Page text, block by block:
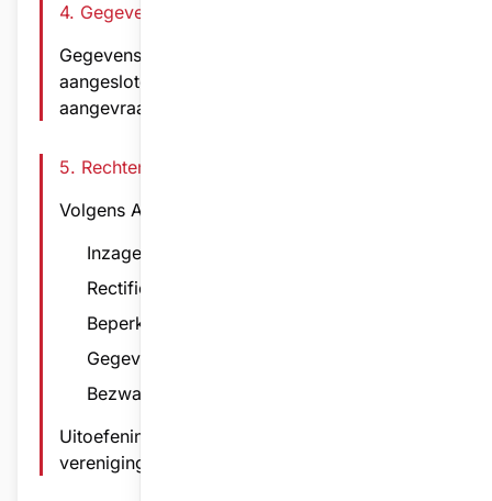
4. Gegevensbewaring
Gegevens worden bewaard zolang
aangesloten bij de vereniging. Verwijdering kan
aangevraagd worden via de vereniging.
5. Rechten van Gebruikers
Volgens AVG hebt u recht op:
Inzage en kopie van gegevens
Rectificatie en verwijdering
Beperking van verwerking
Gegevensoverdraagbaarheid
Bezwaar tegen verwerking
Uitoefening van rechten gebeurt via de
vereniging.